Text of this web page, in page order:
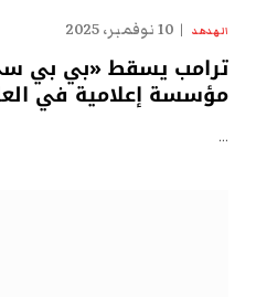
الهدهد 10 نوفمبر، 2025
ترامب يسقط «بي بي
مؤسسة إعلامية في
…